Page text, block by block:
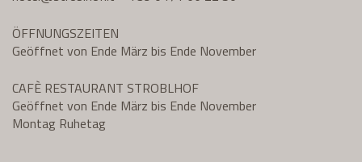
ÖFFNUNGSZEITEN
Geöffnet von Ende März bis Ende November
CAFÈ RESTAURANT STROBLHOF
Geöffnet von Ende März bis Ende November
Montag Ruhetag